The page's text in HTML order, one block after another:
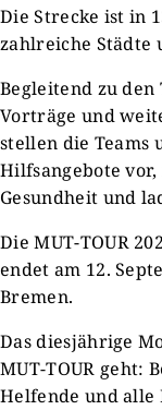
Die Strecke ist in
zahlreiche Städte
Begleitend zu
Vorträge und
stellen die Teams
Hilfsangebote
Gesundheit und
Die MUT-TOUR
endet am 12.
Bremen.
Das diesjährige
MUT-TOUR geht:
Helfende und alle